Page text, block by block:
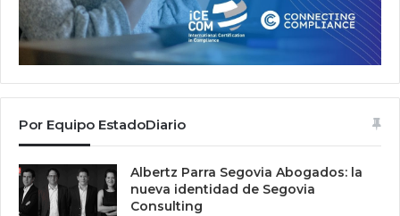
Por Equipo EstadoDiario
Albertz Parra Segovia Abogados: la
nueva identidad de Segovia
Consulting